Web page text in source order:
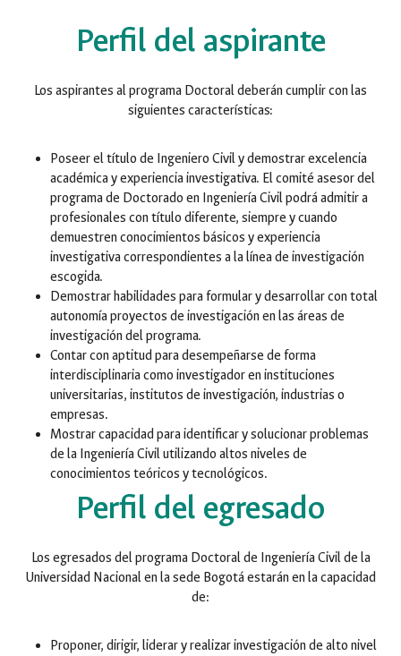
Perfil del aspirante
Los aspirantes al programa Doctoral deberán cumplir con las
siguientes características:
Poseer el título de Ingeniero Civil y demostrar excelencia
académica y experiencia investigativa. El comité asesor del
programa de Doctorado en Ingeniería Civil podrá admitir a
profesionales con título diferente, siempre y cuando
demuestren conocimientos básicos y experiencia
investigativa correspondientes a la línea de investigación
escogida.
Demostrar habilidades para formular y desarrollar con total
autonomía proyectos de investigación en las áreas de
investigación del programa.
Contar con aptitud para desempeñarse de forma
interdisciplinaria como investigador en instituciones
universitarias, institutos de investigación, industrias o
empresas.
Mostrar capacidad para identificar y solucionar problemas
de la Ingeniería Civil utilizando altos niveles de
conocimientos teóricos y tecnológicos.
Perfil del egresado
Los egresados del programa Doctoral de Ingeniería Civil de la
Universidad Nacional en la sede Bogotá estarán en la capacidad
de:
Proponer, dirigir, liderar y realizar investigación de alto nivel